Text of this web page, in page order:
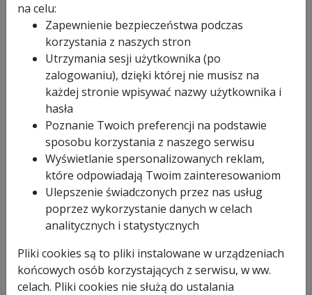
na celu:
Zapewnienie bezpieczeństwa podczas
korzystania z naszych stron
Utrzymania sesji użytkownika (po
zalogowaniu), dzięki której nie musisz na
każdej stronie wpisywać nazwy użytkownika i
hasła
Poznanie Twoich preferencji na podstawie
sposobu korzystania z naszego serwisu
Wyświetlanie spersonalizowanych reklam,
które odpowiadają Twoim zainteresowaniom
Ulepszenie świadczonych przez nas usług
poprzez wykorzystanie danych w celach
analitycznych i statystycznych
Pliki cookies są to pliki instalowane w urządzeniach
końcowych osób korzystających z serwisu, w ww.
celach. Pliki cookies nie służą do ustalania
AGP-RP160
1200 W
RP160
1000 -
2400 obr./min.
max 150 mm
500 x 200 x 100
3 kg
1,47 PLN z VAT
1 x polerka do kamienia AGP RP160,
1 x tarcza polerska na rzep,
150mm,
1 x standardowy uchwyt,
1 x karta gwarancyjna (okres gwarancji 12
miesięcy).
od 9.99 PLN w 24 godziny